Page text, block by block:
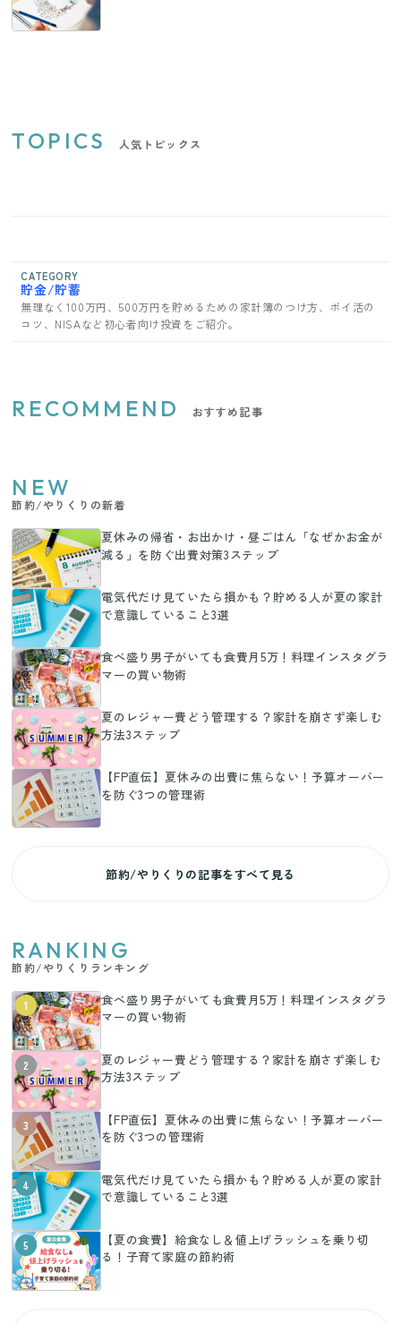
TOPICS 人気トピックス
CATEGORY
貯金/貯蓄
無理なく100万円、500万円を貯めるための家計簿のつけ方、ポイ活の
コツ、NISAなど初心者向け投資をご紹介。
RECOMMEND おすすめ記事
NEW
節約/やりくりの新着
夏休みの帰省・お出かけ・昼ごはん「なぜかお金が
減る」を防ぐ出費対策3ステップ
電気代だけ見ていたら損かも？貯める人が夏の家計
で意識していること3選
食べ盛り男子がいても食費月5万！料理インスタグラ
マーの買い物術
夏のレジャー費どう管理する？家計を崩さず楽しむ
方法3ステップ
【FP直伝】夏休みの出費に焦らない！予算オーバー
を防ぐ3つの管理術
節約/やりくりの記事をすべて見る
RANKING
節約/やりくりランキング
1
食べ盛り男子がいても食費月5万！料理インスタグラ
マーの買い物術
2
夏のレジャー費どう管理する？家計を崩さず楽しむ
方法3ステップ
3
【FP直伝】夏休みの出費に焦らない！予算オーバー
を防ぐ3つの管理術
4
電気代だけ見ていたら損かも？貯める人が夏の家計
で意識していること3選
5
【夏の食費】給食なし＆値上げラッシュを乗り切
る！子育て家庭の節約術